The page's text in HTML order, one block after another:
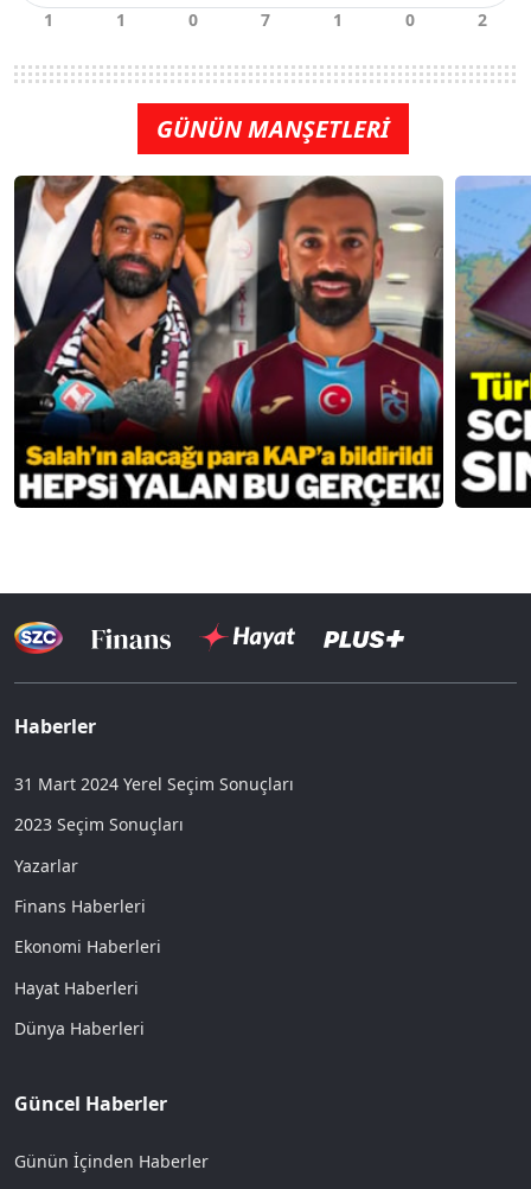
GÜNÜN MANŞETLERİ
Haberler
31 Mart 2024 Yerel Seçim Sonuçları
2023 Seçim Sonuçları
Yazarlar
Finans Haberleri
Ekonomi Haberleri
Hayat Haberleri
Dünya Haberleri
Güncel Haberler
Günün İçinden Haberler